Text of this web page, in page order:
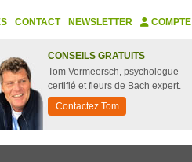
CONTACT NEWSLETTER COMPTE
CONSEILS GRATUITS
Tom Vermeersch, psychologue
certifié et fleurs de Bach expert.
Contactez Tom